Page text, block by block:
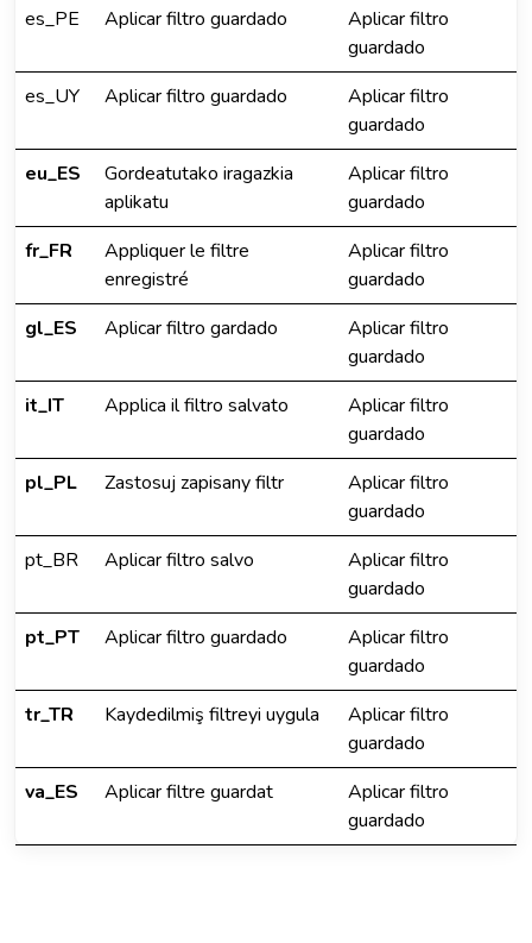
es_PE
Aplicar filtro guardado
Aplicar filtro
guardado
es_UY
Aplicar filtro guardado
Aplicar filtro
guardado
eu_ES
Gordeatutako iragazkia
aplikatu
Aplicar filtro
guardado
fr_FR
Appliquer le filtre
enregistré
Aplicar filtro
guardado
gl_ES
Aplicar filtro gardado
Aplicar filtro
guardado
it_IT
Applica il filtro salvato
Aplicar filtro
guardado
pl_PL
Zastosuj zapisany filtr
Aplicar filtro
guardado
pt_BR
Aplicar filtro salvo
Aplicar filtro
guardado
pt_PT
Aplicar filtro guardado
Aplicar filtro
guardado
tr_TR
Kaydedilmiş filtreyi uygula
Aplicar filtro
guardado
va_ES
Aplicar filtre guardat
Aplicar filtro
guardado